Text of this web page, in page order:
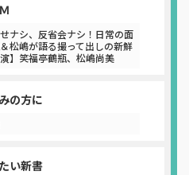
ナシ、反省会ナシ！日常の面
松嶋が語る撮って出しの新鮮
】笑福亭鶴瓶、松嶋尚美
の方に
い新書